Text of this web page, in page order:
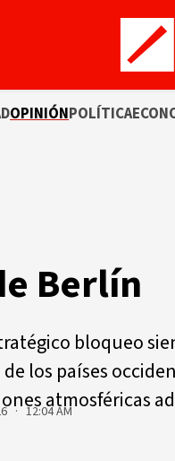
OPINIÓNPOLÍTICA
Berlín
bloqueo
los países
atmosféricas
· 12:04 AM